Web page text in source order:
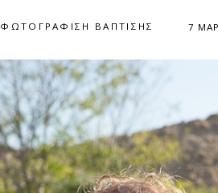
ΦΩΤΟΓΡΆΦΙΣΗ ΒΆΠΤΙΣΗΣ 7